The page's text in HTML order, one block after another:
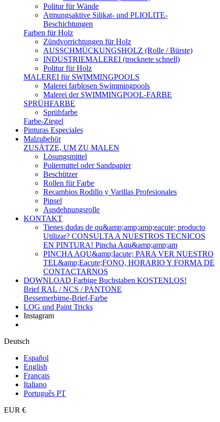
Politur für Wände
Atmungsaktive Silikat- und PLIOLITE-
Beschichtungen
Farben für Holz
Zündvorrichtungen für Holz
AUSSCHMÜCKUNGSHOLZ (Rolle / Bürste)
INDUSTRIEMALEREI (trocknete schnell)
Politur für Holz
MALEREI für SWIMMINGPOOLS
Malerei farblosen Swimmingpools
Malerei der SWIMMINGPOOL-FARBE
SPRÜHFARBE
Sprühfarbe
Farbe-Ziegel
Pinturas Especiales
Malzubehör
ZUSÄTZE, UM ZU MALEN
Lösungsmittel
Poliermittel oder Sandpapier
Beschützer
Rollen für Farbe
Recambios Rodillo y Varillas Profesionales
Pinsel
Ausdehnungsrolle
KONTAKT
Tienes dudas de qu&amp;amp;amp;eacute; producto
Utilizar? CONSULTA A NUESTROS TECNICOS
EN PINTURA! Pincha Aqu&amp;amp;am
PINCHA AQU&amp;Iacute; PARA VER NUESTRO
TEL&amp;Eacute;FONO, HORARIO Y FORMA DE
CONTACTARNOS
DOWNLOAD Farbige Buchstaben KOSTENLOS!
Brief RAL / NCS / PANTONE
Bessemerbirne-Brief-Farbe
LOG und Paint Tricks
Instagram
Deutsch
Español
English
Français
Italiano
Português PT
EUR €